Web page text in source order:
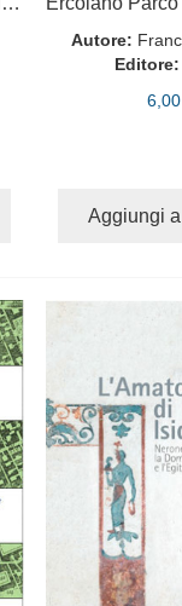
Autore:
Editore:
Aggiungi